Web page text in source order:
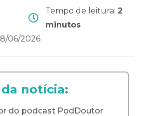
Tempo de leitura: 2
minutos
06/2026
notícia:
do podcast PodDoutor